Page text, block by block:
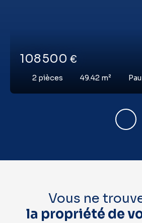
108 500 €
2 pièces 49.42 m²
Vous ne
la propriété de